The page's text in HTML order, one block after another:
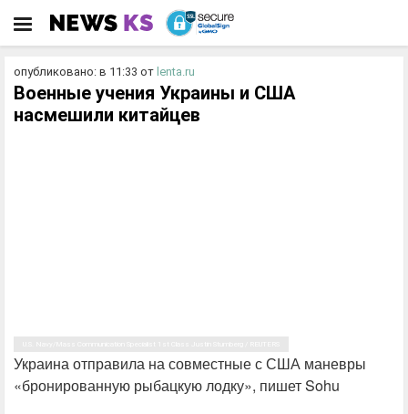
опубликовано: в 11:33 от lenta.ru
Военные учения Украины и США
насмешили китайцев
Украина отправила на совместные с США маневры
«бронированную рыбацкую лодку», пишет Sohu